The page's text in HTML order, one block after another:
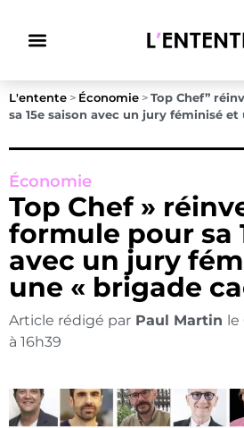
L'entente > Économie > Top Chef”
sa 15e saison avec un jury féminisé et
Économie
Top Chef »
formule pour sa
avec un jury
une « brigade
Article rédigé par Paul Martin le
à 16h39